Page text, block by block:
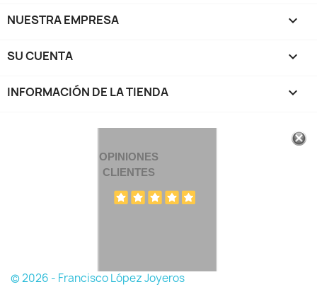
NUESTRA EMPRESA 
SU CUENTA 
INFORMACIÓN DE LA TIENDA keyboard_arrow_down
OPINIONES
CLIENTES
© 2026 - Francisco López Joyeros